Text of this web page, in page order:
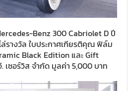
Benz 300 Cabriolet D ปี
รางวัล ใบประกาศเกียรติคุณ ฟิล์ม
Black Edition และ Gift
เซอร์วิส จำกัด มูลค่า 5,000 บาท